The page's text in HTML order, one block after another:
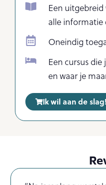
Een
alle informatie
Oneindig
Een cursus
en waar je
Ik wil aan de slag!